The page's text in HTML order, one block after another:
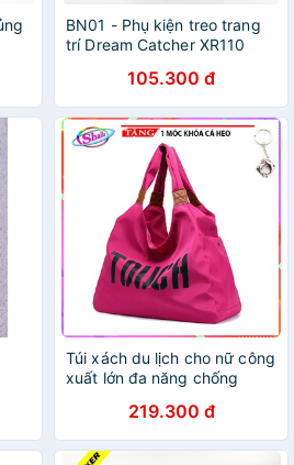
BN01 - Phụ kiện treo trang
trí Dream Catcher XR110
105.300 đ
Túi xách du lịch cho nữ công
xuất lớn đa năng chống
quốc cao cấp Shalla tặng
móc khóa đáng yêu
219.300 đ